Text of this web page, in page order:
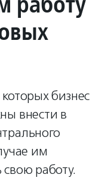
бизнес
внести в
им
работу.